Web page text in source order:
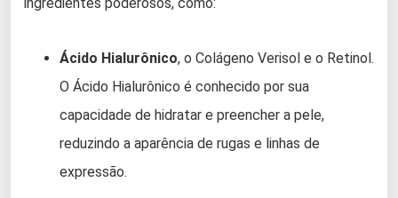
Ácido Hialurônico, o Colágeno Verisol e o Retinol.
O Ácido Hialurônico é conhecido por sua
capacidade de hidratar e preencher a pele,
reduzindo a aparência de rugas e linhas de
expressão.